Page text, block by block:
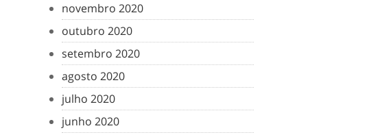
novembro 2020
outubro 2020
setembro 2020
agosto 2020
julho 2020
junho 2020